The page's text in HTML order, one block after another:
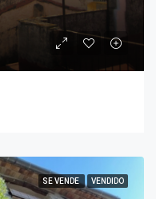
SE VENDE VENDIDO